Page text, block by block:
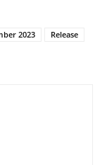
2023 Release